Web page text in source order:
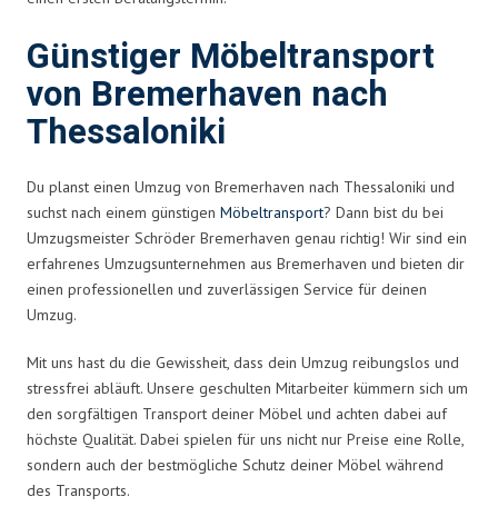
Günstiger Möbeltransport
von Bremerhaven nach
Thessaloniki
Du planst einen Umzug von Bremerhaven nach Thessaloniki und
suchst nach einem günstigen Möbeltransport? Dann bist du bei
Umzugsmeister Schröder Bremerhaven genau richtig! Wir sind ein
erfahrenes Umzugsunternehmen aus Bremerhaven und bieten dir
einen professionellen und zuverlässigen Service für deinen
Umzug.
Mit uns hast du die Gewissheit, dass dein Umzug reibungslos und
stressfrei abläuft. Unsere geschulten Mitarbeiter kümmern sich um
den sorgfältigen Transport deiner Möbel und achten dabei auf
höchste Qualität. Dabei spielen für uns nicht nur Preise eine Rolle,
sondern auch der bestmögliche Schutz deiner Möbel während
des Transports.